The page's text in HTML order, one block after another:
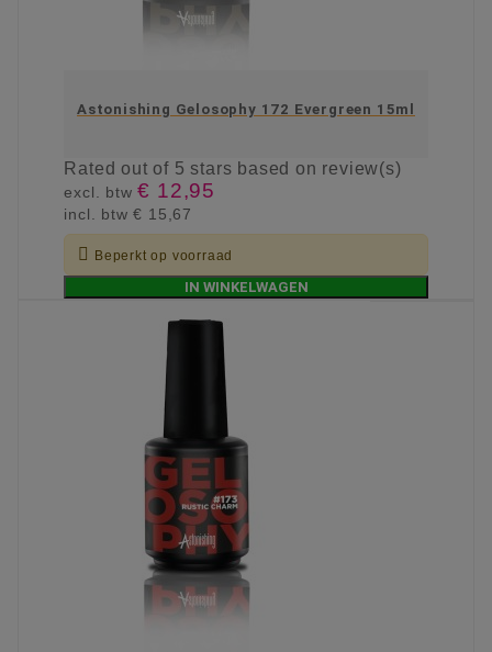
Astonishing Gelosophy 172 Evergreen 15ml
Ratedout of 5 stars based on review(s)
excl. btw€ 12,95
incl. btw€ 15,67
 Beperkt op voorraad
IN WINKELWAGEN